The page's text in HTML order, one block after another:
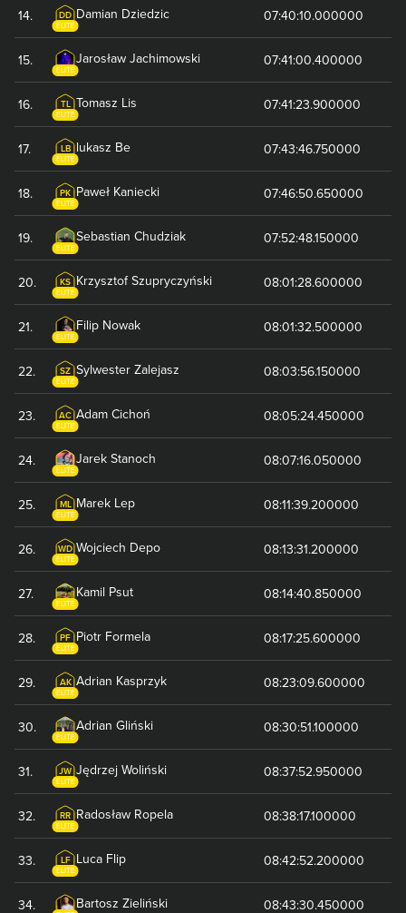
14. DD
ELITE
Damian Dziedzic 07:40:10.000000
15.
ELITE
Jarosław Jachimowski 07:41:00.400000
16. TL
ELITE
Tomasz Lis 07:41:23.900000
17. LB
ELITE
lukasz Be 07:43:46.750000
18. PK
ELITE
Paweł Kaniecki 07:46:50.650000
19.
ELITE
Sebastian Chudziak 07:52:48.150000
20. KS
ELITE
Krzysztof Szupryczyński 08:01:28.600000
21.
ELITE
Filip Nowak 08:01:32.500000
22. SZ
ELITE
Sylwester Zalejasz 08:03:56.150000
23. AC
ELITE
Adam Cichoń 08:05:24.450000
24.
ELITE
Jarek Stanoch 08:07:16.050000
25. ML
ELITE
Marek Lep 08:11:39.200000
26. WD
ELITE
Wojciech Depo 08:13:31.200000
27.
ELITE
Kamil Psut 08:14:40.850000
28. PF
ELITE
Piotr Formela 08:17:25.600000
29. AK
ELITE
Adrian Kasprzyk 08:23:09.600000
30.
ELITE
Adrian Gliński 08:30:51.100000
31. JW
ELITE
Jędrzej Woliński 08:37:52.950000
32. RR
ELITE
Radosław Ropela 08:38:17.100000
33. LF
ELITE
Luca Flip 08:42:52.200000
34. Bartosz Zieliński 08:43:30.450000